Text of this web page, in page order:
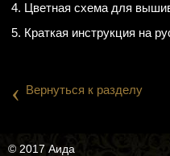
4. Цветная схема для
5. Краткая инструкция на
‹ Вернуться к разделу
© 2017 Аида